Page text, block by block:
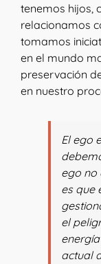
tenemos hijos,
relacionamos
tomamos
en el mundo
preservación
en nuestro
El ego
ego no
es que
el
actual